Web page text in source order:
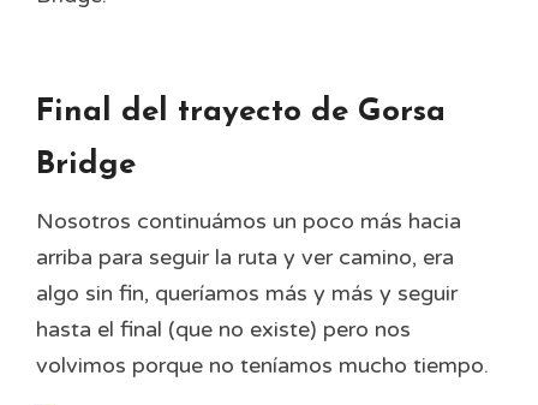
Final del trayecto de Gorsa
Bridge
Nosotros continuámos un poco más hacia
arriba para seguir la ruta y ver camino, era
algo sin fin, queríamos más y más y seguir
hasta el final (que no existe) pero nos
volvimos porque no teníamos mucho tiempo.